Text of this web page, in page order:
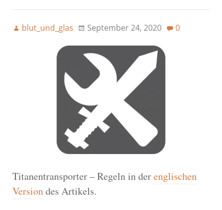
blut_und_glas September 24, 2020 0
Titanentransporter – Regeln in derenglischen
Versiondes Artikels.